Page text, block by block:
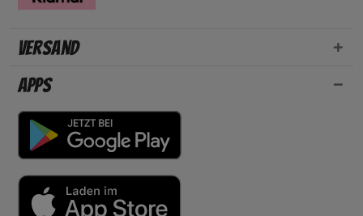
Versand
Apps